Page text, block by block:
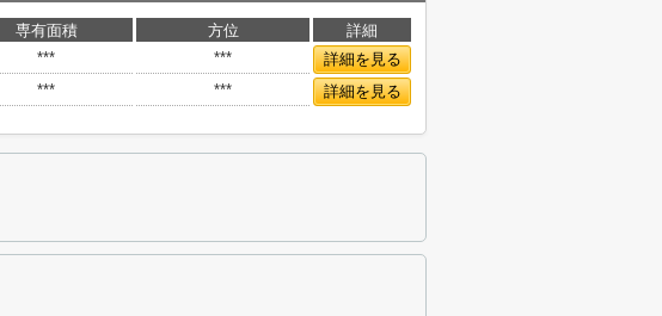
専有面積 方位
詳細
*** ***
詳細を見る
*** *** 詳細を見る